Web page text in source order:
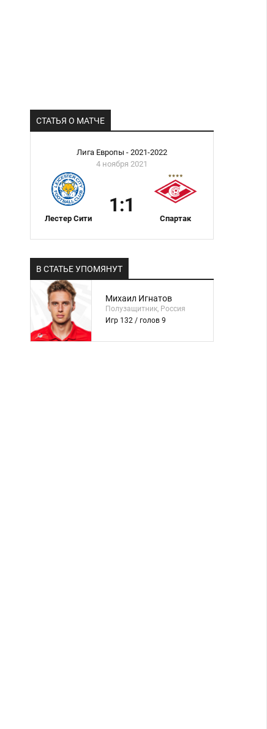
СТАТЬЯ О МАТЧЕ
Лига Европы - 2021-2022
4 ноября 2021
Лестер Сити
1:1
Спартак
В СТАТЬЕ УПОМЯНУТ
Михаил Игнатов
Полузащитник, Россия
Игр 132 / голов 9